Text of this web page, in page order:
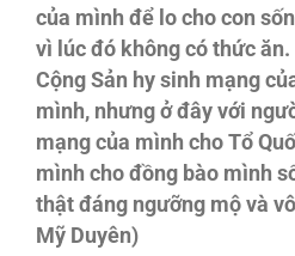
của mình để lo cho con
vì lúc đó không có thức
Cộng Sản hy sinh mạng
mình, nhưng ở đây với
mạng của mình cho Tổ
mình cho đồng bào mình
thật đáng ngưỡng mộ và
Mỹ Duyên)